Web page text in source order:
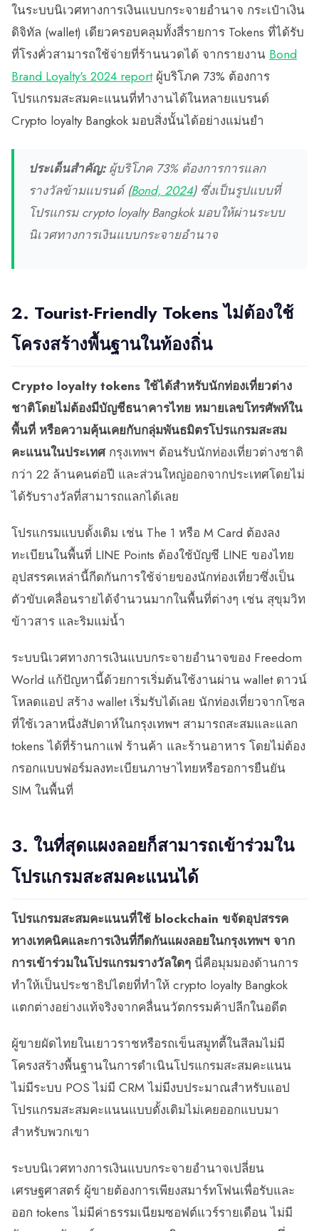
ในระบบนิเวศทางการเงินแบบกระจายอำนาจ กระเป๋าเงิน
ดิจิทัล (wallet) เดียวครอบคลุมทั้งสี่รายการ Tokens ที่ได้รับ
ที่โรงคั่วสามารถใช้จ่ายที่ร้านนวดได้ จากรายงาน Bond
Brand Loyalty's 2024 reportผู้บริโภค 73% ต้องการ
โปรแกรมสะสมคะแนนที่ทำงานได้ในหลายแบรนด์
Crypto loyalty Bangkok มอบสิ่งนั้นได้อย่างแม่นยำ
ประเด็นสำคัญ:ผู้บริโภค 73% ต้องการการแลก
รางวัลข้ามแบรนด์ (Bond, 2024) ซึ่งเป็นรูปแบบที่
โปรแกรม crypto loyalty Bangkok มอบให้ผ่านระบบ
นิเวศทางการเงินแบบกระจายอำนาจ
2. Tourist-Friendly Tokens ไม่ต้องใช้
โครงสร้างพื้นฐานในท้องถิ่น
Crypto loyalty tokens ใช้ได้สำหรับนักท่องเที่ยวต่าง
ชาติโดยไม่ต้องมีบัญชีธนาคารไทย หมายเลขโทรศัพท์ใน
พื้นที่ หรือความคุ้นเคยกับกลุ่มพันธมิตรโปรแกรมสะสม
คะแนนในประเทศ กรุงเทพฯ ต้อนรับนักท่องเที่ยวต่างชาติ
กว่า 22 ล้านคนต่อปี และส่วนใหญ่ออกจากประเทศโดยไม่
ได้รับรางวัลที่สามารถแลกได้เลย
โปรแกรมแบบดั้งเดิม เช่น The 1 หรือ M Card ต้องลง
ทะเบียนในพื้นที่ LINE Points ต้องใช้บัญชี LINE ของไทย
อุปสรรคเหล่านี้กีดกันการใช้จ่ายของนักท่องเที่ยวซึ่งเป็น
ตัวขับเคลื่อนรายได้จำนวนมากในพื้นที่ต่างๆ เช่น สุขุมวิท
ข้าวสาร และริมแม่น้ำ
ระบบนิเวศทางการเงินแบบกระจายอำนาจของ Freedom
World แก้ปัญหานี้ด้วยการเริ่มต้นใช้งานผ่าน wallet ดาวน์
โหลดแอป สร้าง wallet เริ่มรับได้เลย นักท่องเที่ยวจากโซล
ที่ใช้เวลาหนึ่งสัปดาห์ในกรุงเทพฯ สามารถสะสมและแลก
tokens ได้ที่ร้านกาแฟ ร้านค้า และร้านอาหาร โดยไม่ต้อง
กรอกแบบฟอร์มลงทะเบียนภาษาไทยหรือรอการยืนยัน
SIM ในพื้นที่
3. ในที่สุดแผงลอยก็สามารถเข้าร่วมใน
โปรแกรมสะสมคะแนนได้
โปรแกรมสะสมคะแนนที่ใช้ blockchain ขจัดอุปสรรค
ทางเทคนิคและการเงินที่กีดกันแผงลอยในกรุงเทพฯ จาก
การเข้าร่วมในโปรแกรมรางวัลใดๆ นี่คือมุมมองด้านการ
ทำให้เป็นประชาธิปไตยที่ทำให้ crypto loyalty Bangkok
แตกต่างอย่างแท้จริงจากคลื่นนวัตกรรมค้าปลีกในอดีต
ผู้ขายผัดไทยในเยาวราชหรือรถเข็นสมูทตี้ในสีลมไม่มี
โครงสร้างพื้นฐานในการดำเนินโปรแกรมสะสมคะแนน
ไม่มีระบบ POS ไม่มี CRM ไม่มีงบประมาณสำหรับแอป
โปรแกรมสะสมคะแนนแบบดั้งเดิมไม่เคยออกแบบมา
สำหรับพวกเขา
ระบบนิเวศทางการเงินแบบกระจายอำนาจเปลี่ยน
เศรษฐศาสตร์ ผู้ขายต้องการเพียงสมาร์ทโฟนเพื่อรับและ
ออก tokens ไม่มีค่าธรรมเนียมซอฟต์แวร์รายเดือน ไม่มี